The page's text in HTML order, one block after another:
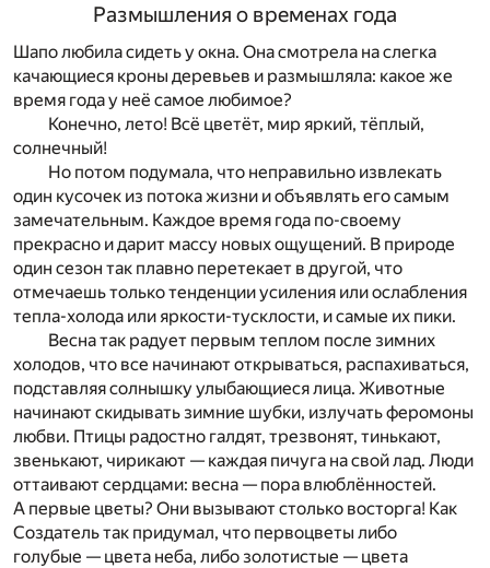
Размышления о временах года
Шапо любила сидеть у окна. Она смотрела на слегка
качающиеся кроны деревьев и размышляла: какое же
время года у неё самое любимое?
Конечно, лето! Всё цветёт, мир яркий, тёплый,
солнечный!
Но потом подумала, что неправильно извлекать
один кусочек из потока жизни и объявлять его самым
замечательным. Каждое время года по-своему
прекрасно и дарит массу новых ощущений. В природе
один сезон так плавно перетекает в другой, что
отмечаешь только тенденции усиления или ослабления
тепла-холода или яркости-тусклости, и самые их пики.
Весна так радует первым теплом после зимних
холодов, что все начинают открываться, распахиваться,
подставляя солнышку улыбающиеся лица. Животные
начинают скидывать зимние шубки, излучать феромоны
любви. Птицы радостно галдят, трезвонят, тинькают,
звенькают, чирикают — каждая пичуга на свой лад. Люди
оттаивают сердцами: весна — пора влюблённостей.
А первые цветы? Они вызывают столько восторга! Как
Создатель так придумал, что первоцветы либо
голубые — цвета неба, либо золотистые — цвета